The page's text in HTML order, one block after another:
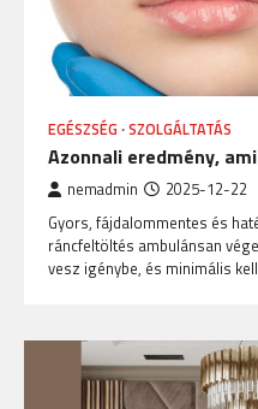
EGÉSZSÉG SZOLGÁLTATÁS
Azonnali eredmény,
nemadmin 2025-12-22
Gyors, fájdalommentes és
ráncfeltöltés ambulánsan
vesz igénybe, és minimális